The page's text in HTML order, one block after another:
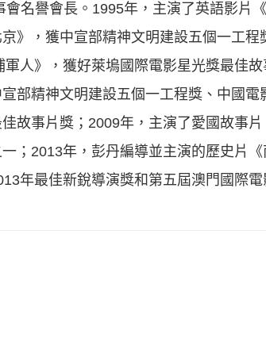
名譽會長。1995年，主演了英語影片
》，獲中宣部精神文明建設五個一工
人》，獲好萊塢國際電影星光獎最佳
部精神文明建設五個一工程獎、中國
故事片獎；2009年，主演了愛國故事
；2013年，彭丹編導並主演的歷史片
年最佳新銳導演獎和第五屆澳門國際